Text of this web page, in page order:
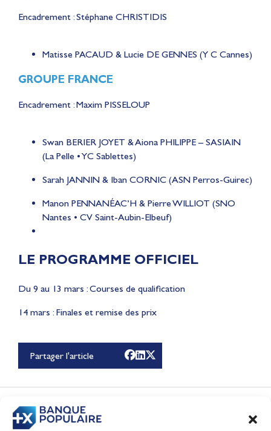
Encadrement : Stéphane CHRISTIDIS
Matisse PACAUD & Lucie DE GENNES (Y C Cannes)
GROUPE FRANCE
Encadrement : Maxim PISSELOUP
Swan BERIER JOYET & Aiona PHILIPPE – SASIAIN
(La Pelle • YC Sablettes)
Sarah JANNIN & Iban CORNIC (ASN Perros-Guirec)
Manon PENNANÉAC’H & Pierre WILLIOT (SNO
Nantes • CV Saint-Aubin-Elbeuf)
LE PROGRAMME OFFICIEL
Du 9 au 13 mars : Courses de qualification
14 mars : Finales et remise des prix
Partager l'article
CONTENUS
Lauriane Nolot en or à
d'eau des Jeux
Olympiques 2028